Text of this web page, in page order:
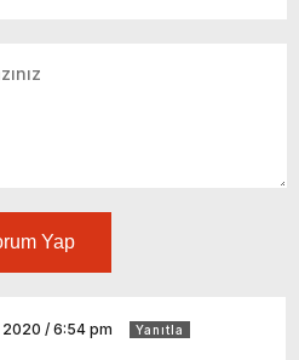
Yap
2020 / 6:54 pm Yanıtla